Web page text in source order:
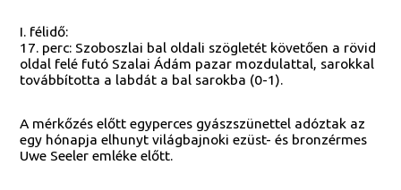
I. félidő:
17. perc: Szoboszlai bal oldali szögletét követően a rövid
oldal felé futó Szalai Ádám pazar mozdulattal, sarokkal
továbbította a labdát a bal sarokba (0-1).
A mérkőzés előtt egyperces gyászszünettel adóztak az
egy hónapja elhunyt világbajnoki ezüst- és bronzérmes
Uwe Seeler emléke előtt.